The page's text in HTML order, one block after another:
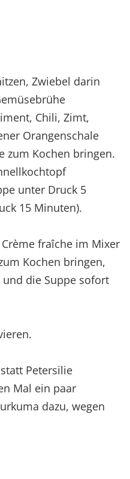
Zwiebel darin
Chili, Zimt,
Orangenschale
zum Kochen bringen.
unter Druck 5
15 Minuten).
fraîche im Mixer
Kochen bringen,
die Suppe sofort
Petersilie
Mal ein paar
dazu, wegen